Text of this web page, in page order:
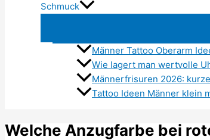
Schmuck
Männer Tattoo Oberarm
Wie lagert man wertvolle
Männerfrisuren 2026:
Tattoo Ideen Männer klein
Welche Anzugfarbe bei